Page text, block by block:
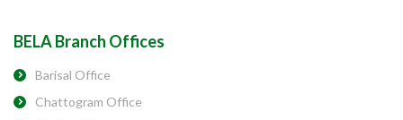
BELA Branch Offices
Barisal Office
Chattogram Office